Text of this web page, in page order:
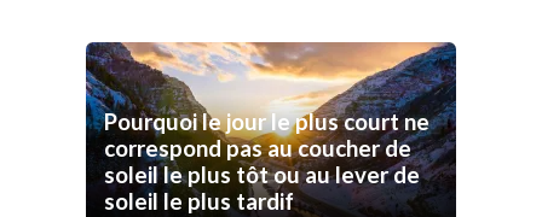
Pourquoi le jour le plus court ne
correspond pas au coucher de
soleil le plus tôt ou au lever de
soleil le plus tardif